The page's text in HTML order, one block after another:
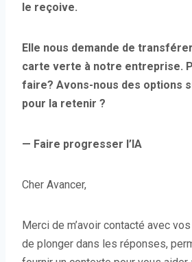
le reçoive.
Elle nous demande de
carte verte à notre entreprise.
faire? Avons-nous des options
pour la retenir ?
— Faire progresser l’IA
Cher Avancer,
Merci de m’avoir contacté avec
de plonger dans les réponses,